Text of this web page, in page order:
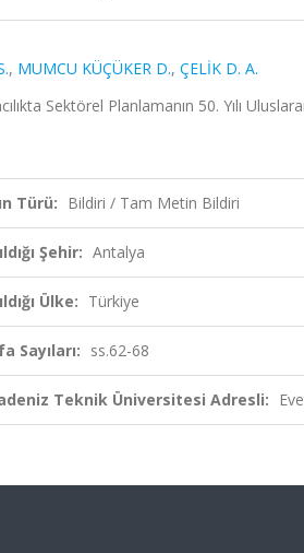
, MUMCU KÜÇÜKER D., ÇELİK D. A.
Sektörel Planlamanın 50. Yılı
Türü: Bildiri / Tam Metin Bildiri
Şehir: Antalya
Ülke: Türkiye
Sayıları: ss.62-68
Teknik Üniversitesi Adresli: